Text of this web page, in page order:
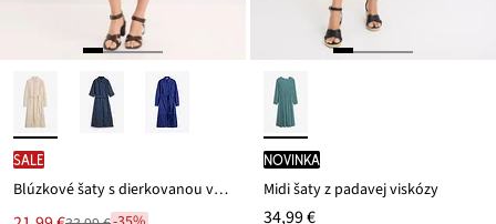
SALE
Blúzkové šaty s dierkovanou výšivkou
novinka
Midi šaty z padavej viskózy
34,99 €